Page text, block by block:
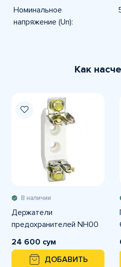
Номинальное
напряжение (Un):
Как
В наличии
Держатели
предохранителей NH00
24 600 сум
ДОБАВИТЬ